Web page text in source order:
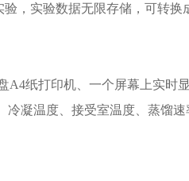
，实验数据无限存储，可转换
A4纸打印机、一个屏幕上实时
凝温度、接受室温度、蒸馏